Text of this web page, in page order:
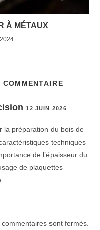
À MÉTAUX
12 JUIN 2026
la préparation du bois de
techniques
de l’épaisseur du
de plaquettes
commentaires sont fermés.